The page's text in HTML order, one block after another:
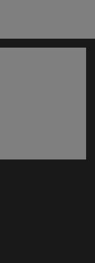
ventana)
ventana)